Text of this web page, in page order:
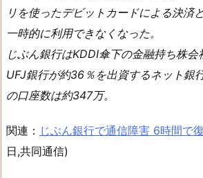
リを使ったデビットカードによる決済
一時的に利用できなくなった。
じぶん銀行はKDDI傘下の金融持ち株
UFJ銀行が約36％を出資するネット銀
の口座数は約347万。
関連： じぶん銀行で通信障害 6時間で
日,共同通信)